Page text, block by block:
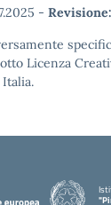
- Revisione:
Licenza